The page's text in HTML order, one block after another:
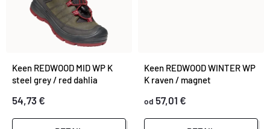
K
T
K
T
O
Keen REDWOOD MID WP K
steel grey / red dahlia
54,73 €
Keen REDWOOD WINTER WP
K raven / magnet
od 57,01 €